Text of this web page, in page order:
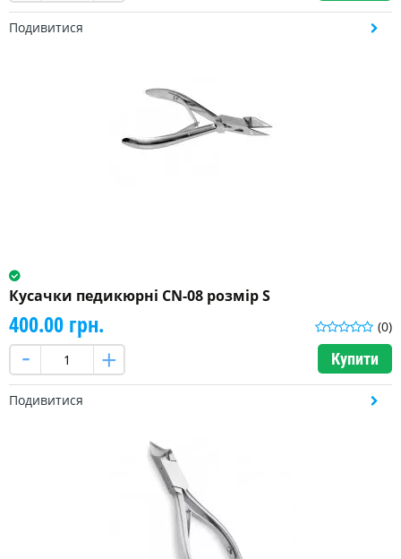
114
Подивитися
Кусачки педикюрні CN-08 розмір S
(0)
400.00 грн.
Купити
Подивитися